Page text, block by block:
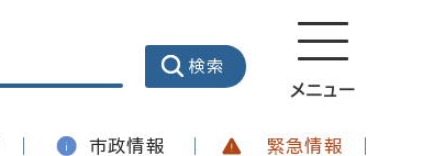
メニュー
市政情報 緊急情報